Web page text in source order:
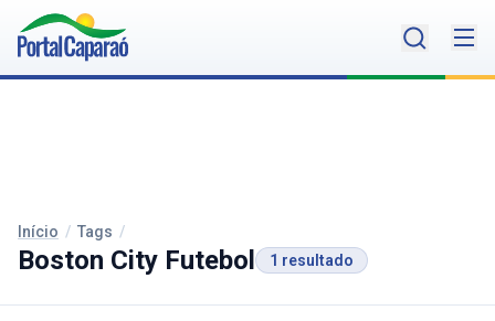
Início / Tags /
Boston City Futebol 1 resultado